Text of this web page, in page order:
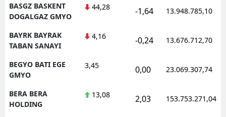
BASGZ BASKENT
DOGALGAZ GMYO
44,28 -1,64 13.948.785,10
BAYRK BAYRAK
TABAN SANAYI
4,16 -0,24 13.676.712,70
BEGYO BATI EGE
GMYO
3,45 0,00 23.069.307,74
BERA BERA
HOLDING
13,08 2,03 153.753.271,04